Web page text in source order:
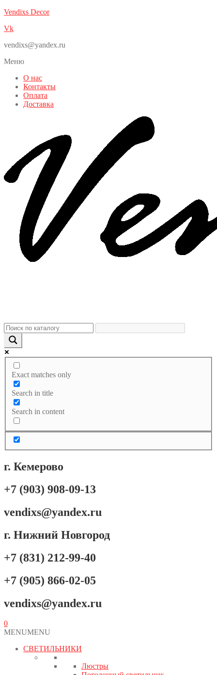
Vendixs Decor
Vk
vendixs@yandex.ru
Меню
О нас
Контакты
Оплата
Доставка
Exact matches only
Search in title
Search in content
г. Кемерово
+7 (903) 908-09-13
vendixs@yandex.ru
г. Нижний Новгород
+7 (831) 212-99-40
+7 (905) 866-02-05
vendixs@yandex.ru
0
MENUMENU
СВЕТИЛЬНИКИ
Люстры